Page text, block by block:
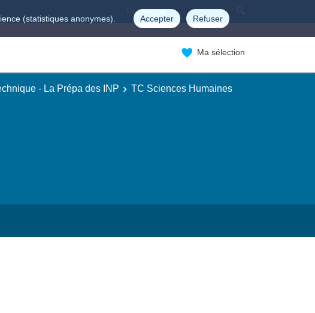
(statistiques anonymes). Accepter Refuser
Ma sélection
- La Prépa des INP
TC Sciences Humaines